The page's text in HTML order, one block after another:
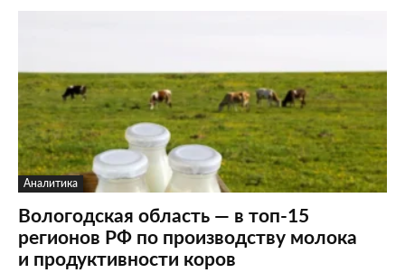
Аналитика
Вологодская область — в топ-15
регионов РФ по производству молока
и продуктивности коров